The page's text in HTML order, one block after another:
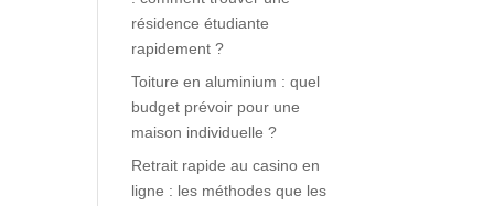
résidence étudiante
rapidement ?
Toiture en aluminium : quel
budget prévoir pour une
maison individuelle ?
Retrait rapide au casino en
ligne : les méthodes que les